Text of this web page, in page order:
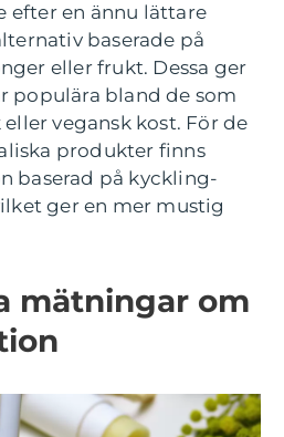
efter en ännu lättare
baserade på
eller frukt. Dessa ger
populära bland de som
vegansk kost. För de
produkter finns
baserad på kyckling-
ger en mer mustig
mätningar om